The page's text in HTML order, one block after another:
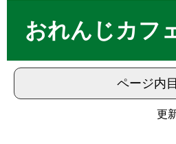
おれんじカフ
ページ内
更